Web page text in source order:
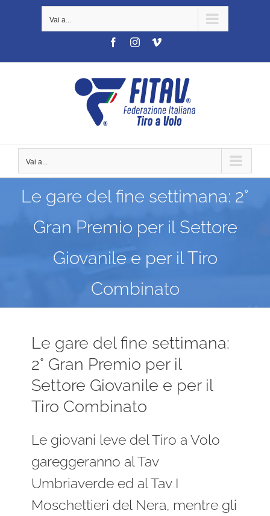
Vai a...
FacebookInstagramVimeo
Vai a...
Le gare del fine settimana: 2°
Gran Premio per il Settore
Giovanile e per il Tiro
Combinato
Le gare del fine settimana:
2° Gran Premio per il
Settore Giovanile e per il
Tiro Combinato
Le giovani leve del Tiro a Volo
gareggeranno al Tav
Umbriaverde ed al Tav I
Moschettieri del Nera, mentre gli